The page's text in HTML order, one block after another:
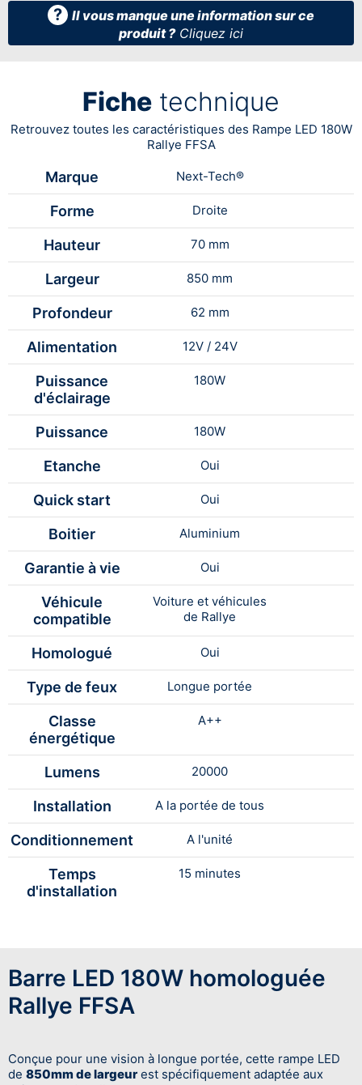
? Il vous manque une information sur ce
produit ? Cliquez ici
Fiche technique
Retrouvez toutes les caractéristiques des Rampe LED 180W
Rallye FFSA
Marque Next-Tech®
Forme Droite
Hauteur 70 mm
Largeur 850 mm
Profondeur 62 mm
Alimentation 12V / 24V
Puissance
d'éclairage
180W
Puissance 180W
Etanche Oui
Quick start Oui
Boitier Aluminium
Garantie à vie Oui
Véhicule
compatible
Voiture et véhicules
de Rallye
Homologué Oui
Type de feux Longue portée
Classe
énergétique
A++
Lumens 20000
Installation A la portée de tous
Conditionnement A l'unité
Temps
d'installation
15 minutes
Barre LED 180W homologuée
Rallye FFSA
Conçue pour une vision à longue portée, cette rampe LED
de 850mm de largeur est spécifiquement adaptée aux